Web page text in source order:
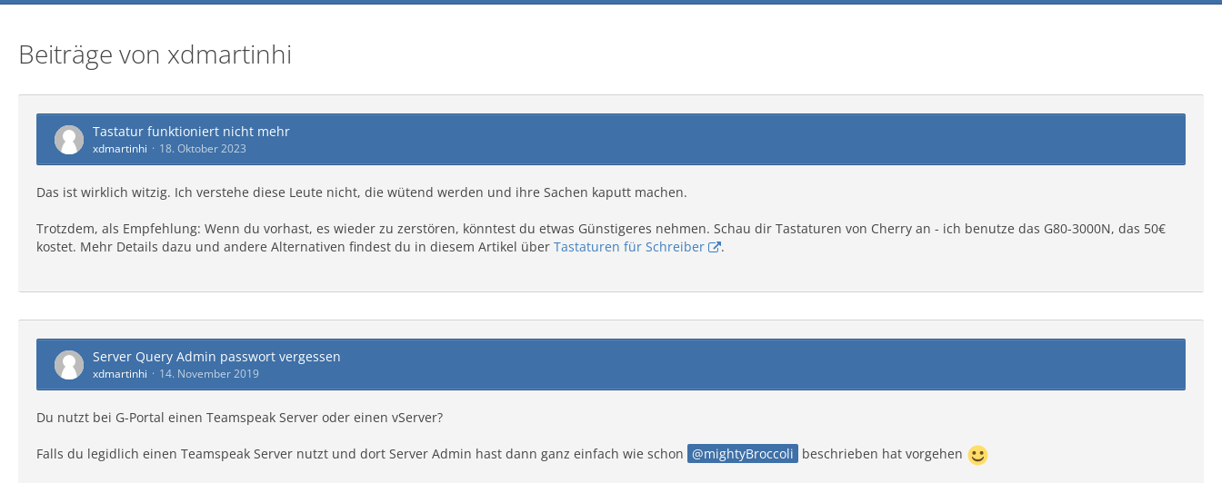
Beiträge von xdmartinhi
Tastatur funktioniert nicht mehr
xdmartinhi 18. Oktober 2023
Das ist wirklich witzig. Ich verstehe diese Leute nicht, die wütend werden und ihre Sachen kaputt machen.
Trotzdem, als Empfehlung: Wenn du vorhast, es wieder zu zerstören, könntest du etwas Günstigeres nehmen. Schau dir Tastaturen von Cherry an - ich benutze das G80-3000N, das 50€
kostet. Mehr Details dazu und andere Alternativen findest du in diesem Artikel über Tastaturen für Schreiber .
Server Query Admin passwort vergessen
xdmartinhi 14. November 2019
Du nutzt bei G-Portal einen Teamspeak Server oder einen vServer?
Falls du legidlich einen Teamspeak Server nutzt und dort Server Admin hast dann ganz einfach wie schon mightyBroccoli beschrieben hat vorgehen